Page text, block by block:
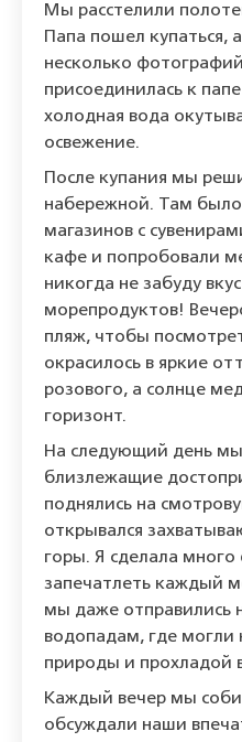
Мы расстелили
Папа пошел купаться,
несколько
присоединилась к
холодная вода
освежение.
После купания мы
набережной. Там
магазинов с
кафе и попробовали
никогда не забуду
морепродуктов!
пляж, чтобы
окрасилось в яркие
розового, а солнце
горизонт.
На следующий день
близлежащие
поднялись на
открывался
горы. Я сделала много
запечатлеть каждый
мы даже отправились
водопадам, где могли
природы и прохладой
Каждый вечер мы
обсуждали наши